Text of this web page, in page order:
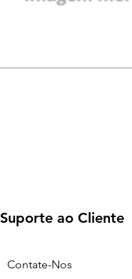
Suporte ao Cliente
Contate-Nos